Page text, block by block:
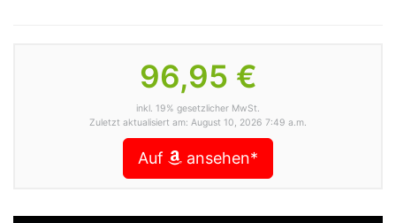
96,95 €
inkl. 19% gesetzlicher MwSt.
Zuletzt aktualisiert am: August 10, 2026 7:49 a.m.
Auf ansehen*